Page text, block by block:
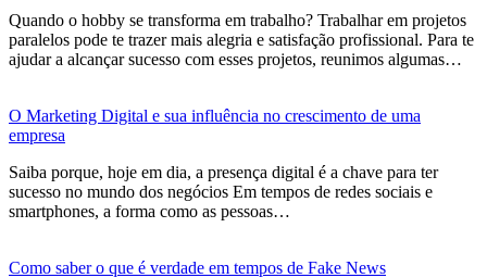
Quando o hobby se transforma em trabalho? Trabalhar em projetos
paralelos pode te trazer mais alegria e satisfação profissional. Para te
ajudar a alcançar sucesso com esses projetos, reunimos algumas…
O Marketing Digital e sua influência no crescimento de uma
empresa
Saiba porque, hoje em dia, a presença digital é a chave para ter
sucesso no mundo dos negócios Em tempos de redes sociais e
smartphones, a forma como as pessoas…
Como saber o que é verdade em tempos de Fake News